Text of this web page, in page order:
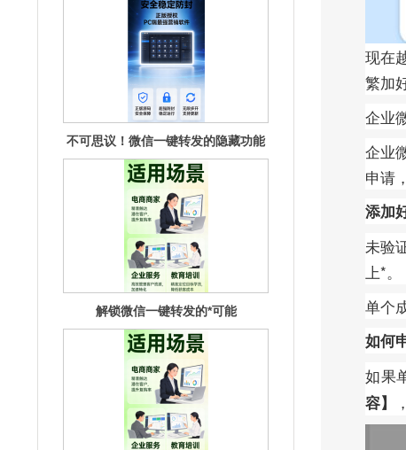
不可思议！微信一键转发的隐藏功能
大揭秘
解锁微信一键转发的*可能
掌握微信一键转发，轻松玩转朋友
圈！
现在
繁加
企业
企业
申请
添加
未验
上*。
单个
如何
如果
容】